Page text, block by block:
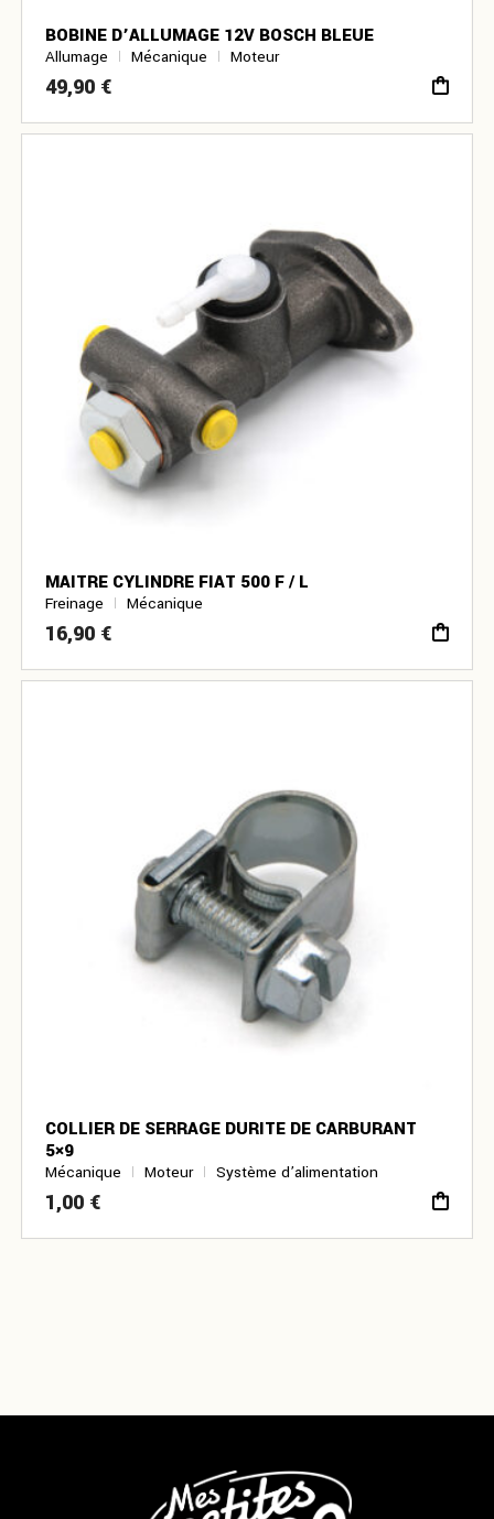
BOBINE D’ALLUMAGE 12V BOSCH BLEUE
Allumage Mécanique Moteur
49,90 €
MAITRE CYLINDRE FIAT 500 F / L
Freinage Mécanique
16,90 €
COLLIER DE SERRAGE DURITE DE CARBURANT
5×9
Mécanique Moteur Système d’alimentation
1,00 €